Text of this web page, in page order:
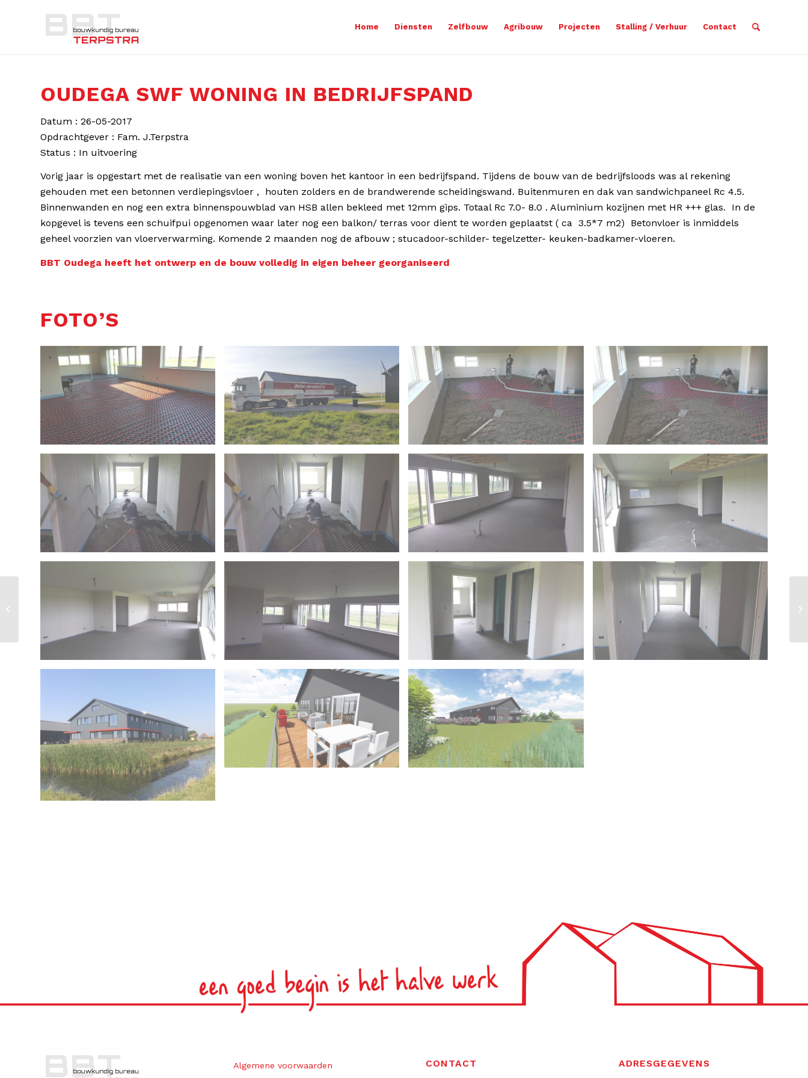
Home Diensten Zelfbouw Agribouw Projecten Stalling / Verhuur Contact
OUDEGA SWF WONING IN BEDRIJFSPAND
Datum : 26-05-2017
Opdrachtgever : Fam. J.Terpstra
Status : In uitvoering
Vorig jaar is opgestart met de realisatie van een woning boven het kantoor in een bedrijfspand. Tijdens de bouw van de bedrijfsloods was al rekening
gehouden met een betonnen verdiepingsvloer , houten zolders en de brandwerende scheidingswand. Buitenmuren en dak van sandwichpaneel Rc 4.5.
Binnenwanden en nog een extra binnenspouwblad van HSB allen bekleed met 12mm gips. Totaal Rc 7.0- 8.0 . Aluminium kozijnen met HR +++ glas. In de
kopgevel is tevens een schuifpui opgenomen waar later nog een balkon/ terras voor dient te worden geplaatst ( ca 3.5*7 m2) Betonvloer is inmiddels
geheel voorzien van vloerverwarming. Komende 2 maanden nog de afbouw ; stucadoor-schilder- tegelzetter- keuken-badkamer-vloeren.
BBT Oudega heeft het ontwerp en de bouw volledig in eigen beheer georganiseerd
FOTO’S
Algemene voorwaarden CONTACT ADRESGEGEVENS
Rasquert nieuwbouw